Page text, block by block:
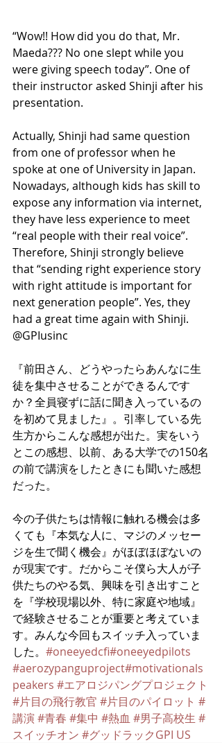
“Wow!! How did you do that, Mr.
Maeda??? No one slept while you
were giving speech today”. One of
their instructor asked Shinji after his
presentation.
Actually, Shinji had same question
from one of professor when he
spoke at one of University in Japan.
Nowadays, although kids has skill to
expose any information via internet,
they have less experience to meet
“real people with their real voice”.
Therefore, Shinji strongly believe
that “sending right experience story
with right attitude is important for
next generation people”. Yes, they
had a great time again with Shinji.
@GPIusinc
『前田さん、どうやったらあんなに生
徒を集中させることができるんです
か？全員寝ずに話に聞き入っているの
を初めて見ました』。引率している先
生方からこんな感想が出た。実をいう
とこの感想、以前、ある大学での150名
の前で講演をしたときにも聞いた感想
だった。
今の子供たちは情報に触れる機会は多
くても『本気な人に、マジのメッセー
ジを生で聞く機会』がほぼほぼないの
が現実です。だからこそ僕ら大人が子
供たちのやる気、興味を引き出すこと
を『学校現場以外、特に家庭や地域』
で経験させることが重要と考えていま
す。みんな今回もスイッチ入っていま
した。 #oneeyedcfi#oneeyedpilots
#aerozypanguproject#motivationals
peakers #エアロジパングプロジェクト
#片目の飛行教官 #片目のパイロット #
講演#青春 #集中 #熱血 #男子高校生 #
スイッチオン #グッドラックGPI US